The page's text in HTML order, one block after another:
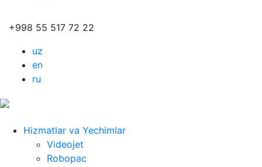
+998 55 517 72 22
uz
en
ru
Hizmatlar va Yechimlar
Videojet
Robopac